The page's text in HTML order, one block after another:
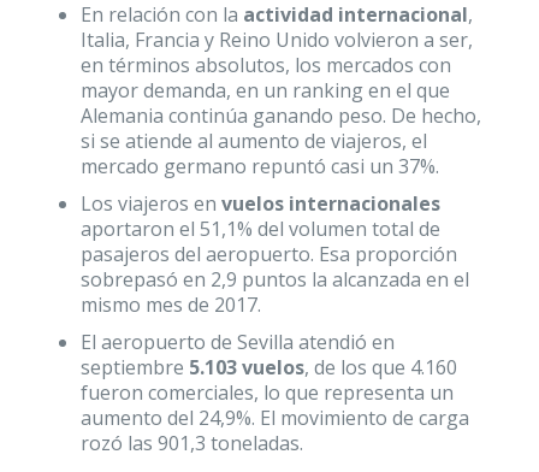
En relación con la actividad internacional,
Italia, Francia y Reino Unido volvieron a ser,
en términos absolutos, los mercados con
mayor demanda, en un ranking en el que
Alemania continúa ganando peso. De hecho,
si se atiende al aumento de viajeros, el
mercado germano repuntó casi un 37%.
Los viajeros en vuelos internacionales
aportaron el 51,1% del volumen total de
pasajeros del aeropuerto. Esa proporción
sobrepasó en 2,9 puntos la alcanzada en el
mismo mes de 2017.
El aeropuerto de Sevilla atendió en
septiembre 5.103 vuelos, de los que 4.160
fueron comerciales, lo que representa un
aumento del 24,9%. El movimiento de carga
rozó las 901,3 toneladas.